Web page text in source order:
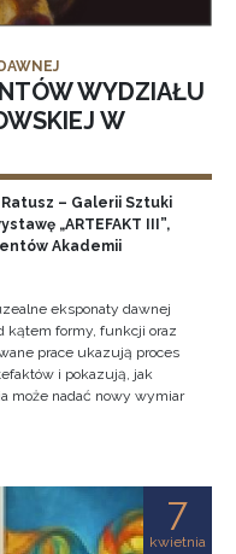
WYDZIAŁU
W
– Galerii Sztuki
„ARTEFAKT III”,
Akademii
eksponaty dawnej
kątem formy, funkcji oraz
prace ukazują proces
i pokazują, jak
może nadać nowy wymiar
7
kwietnia